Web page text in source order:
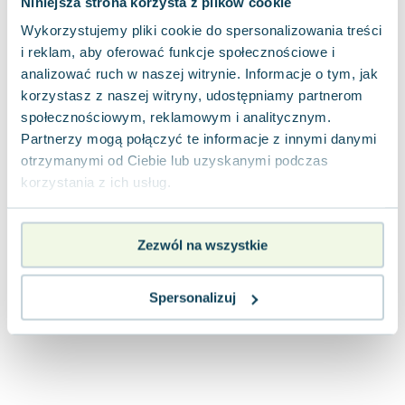
Wykorzystujemy pliki cookie do spersonalizowania treści
i reklam, aby oferować funkcje społecznościowe i
analizować ruch w naszej witrynie. Informacje o tym, jak
korzystasz z naszej witryny, udostępniamy partnerom
społecznościowym, reklamowym i analitycznym.
Partnerzy mogą połączyć te informacje z innymi danymi
otrzymanymi od Ciebie lub uzyskanymi podczas
korzystania z ich usług.
Zezwól na wszystkie
Spersonalizuj
Joseph Murphy
Jan Sztaudynger
Aleksander Puszkin
Oscar Wilde
Małgorzata Ohme
Leszek Czarnecki
Joanna Racewicz
Janina Zającówna
Anna Prus (oprac.)
Nela Mała Reporterka
Agnieszka Maciąg